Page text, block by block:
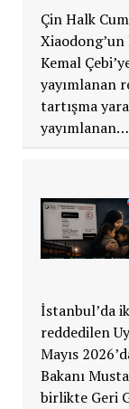
Çin Halk
Xiaodong’un
Kemal
yayımlanan
tartışma
yayımlanan…
İstanbul’da
reddedilen
Mayıs
Bakanı
birlikte Geri